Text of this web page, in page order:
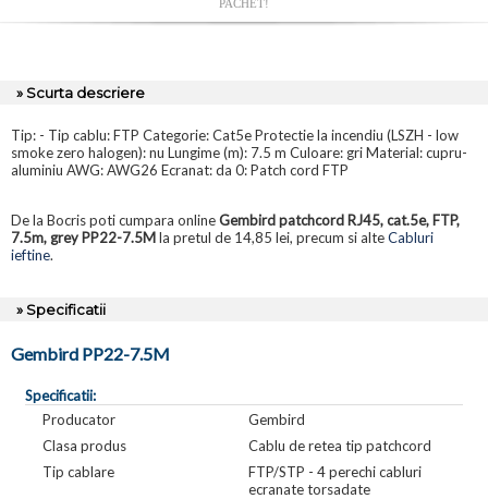
PACHET!
» Scurta descriere
Tip: - Tip cablu: FTP Categorie: Cat5e Protectie la incendiu (LSZH - low
smoke zero halogen): nu Lungime (m): 7.5 m Culoare: gri Material: cupru-
aluminiu AWG: AWG26 Ecranat: da 0: Patch cord FTP
De la Bocris poti cumpara onlineGembird patchcord RJ45, cat.5e, FTP,
7.5m, grey PP22-7.5Mla pretul de 14,85 lei, precum si alteCabluri
ieftine.
» Specificatii
Gembird PP22-7.5M
Specificatii:
Producator
Gembird
Clasa produs
Cablu de retea tip patchcord
Tip cablare
FTP/STP - 4 perechi cabluri
ecranate torsadate